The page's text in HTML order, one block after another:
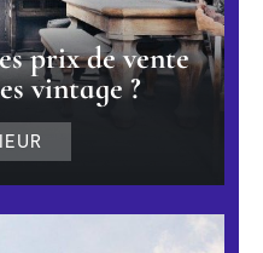
prix de vente
vintage ?